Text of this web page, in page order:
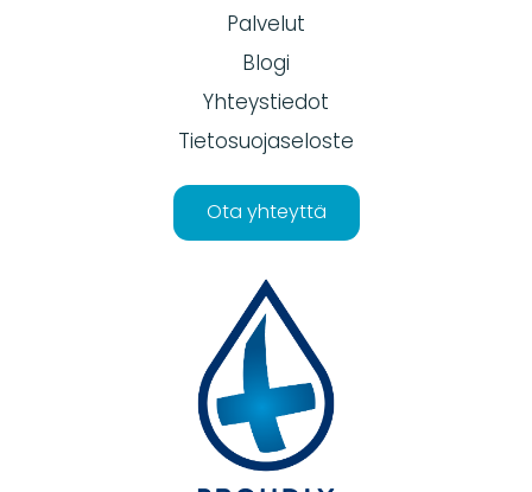
Palvelut
Blogi
Yhteystiedot
Tietosuojaseloste
Ota yhteyttä